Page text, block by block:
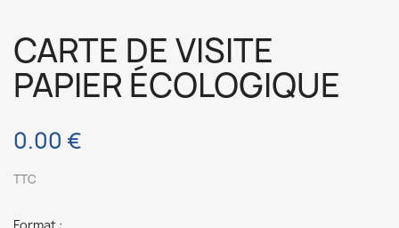
CARTE DE VISITE
PAPIER ÉCOLOGIQUE
0.00 €
TTC